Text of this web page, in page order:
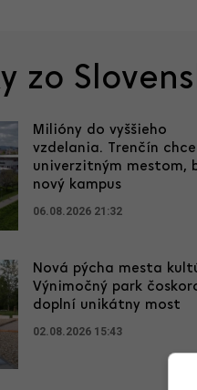
zo
Milióny do vyššieho
vzdelania. Trenčín
univerzitným mestom,
nový kampus
06.08.2026 21:32
Nová pýcha mesta
Výnimočný park
doplní unikátny most
02.08.2026 15:43